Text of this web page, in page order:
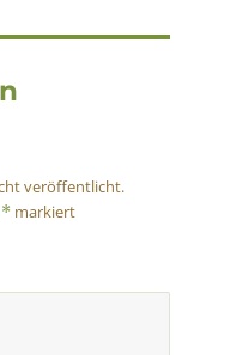
veröffentlicht.
* markiert